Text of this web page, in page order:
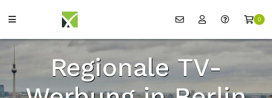
0
Regionale TV-